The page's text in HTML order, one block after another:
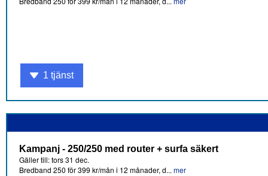
1 tjänst
Kampanj - 250/250 med router + surfa säkert
Gäller till: tors 31 dec.
Bredband 250 för 399 kr/mån i 12 månader, d... mer